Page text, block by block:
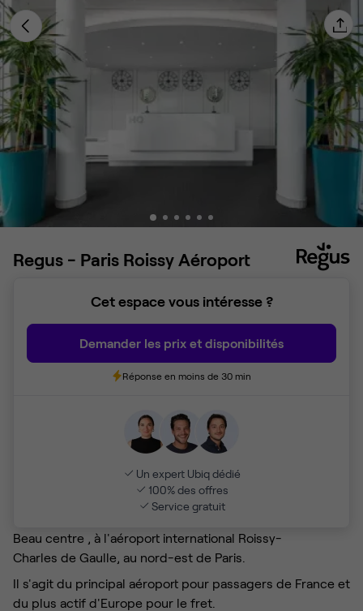
Regus - Paris Roissy Aéroport
Cet espace vous intéresse ?
Demander les prix et disponibilités
Réponse en moins de 30 min
Un expert Ubiq dédié
100% des offres
Service gratuit
Beau centre , à l'aéroport international Roissy-
Charles de Gaulle, au nord-est de Paris.
Il s'agit du principal aéroport pour passagers de France et
du plus actif d'Europe pour le fret.